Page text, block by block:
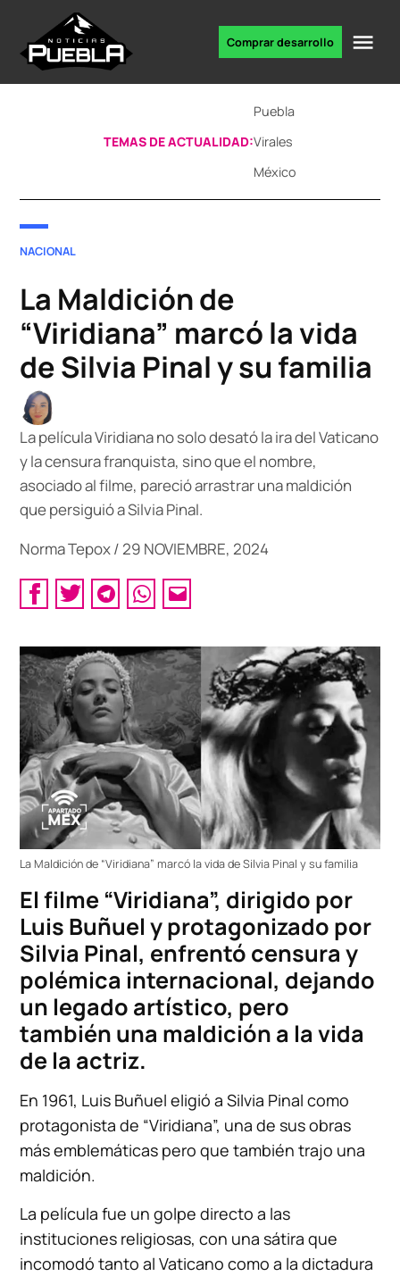
content
Comprar desarrollo
TEMAS DE ACTUALIDAD:
Puebla
Virales
México
POSTED
NACIONAL
La Maldición de
“Viridiana” marcó la vida
de Silvia Pinal y su familia
La película Viridiana no solo desató la ira del Vaticano
y la censura franquista, sino que el nombre,
asociado al filme, pareció arrastrar una maldición
que persiguió a Silvia Pinal.
Norma Tepox/29 NOVIEMBRE, 2024
La Maldición de “Viridiana” marcó la vida de Silvia Pinal y su familia
El filme “Viridiana”, dirigido por
Luis Buñuel y protagonizado por
Silvia Pinal, enfrentó censura y
polémica internacional, dejando
un legado artístico, pero
también una maldición a la vida
de la actriz.
En 1961, Luis Buñuel eligió a Silvia Pinal como
protagonista de “Viridiana”, una de sus obras
más emblemáticas pero que también trajo una
maldición.
La película fue un golpe directo a las
instituciones religiosas, con una sátira que
incomodó tanto al Vaticano como a la dictadura